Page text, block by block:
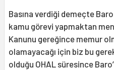
Basına verdiği demeçte Baro
kamu görevi yapmaktan
Kanunu gereğince memur
olamayacağı için biz bu
olduğu OHAL süresince